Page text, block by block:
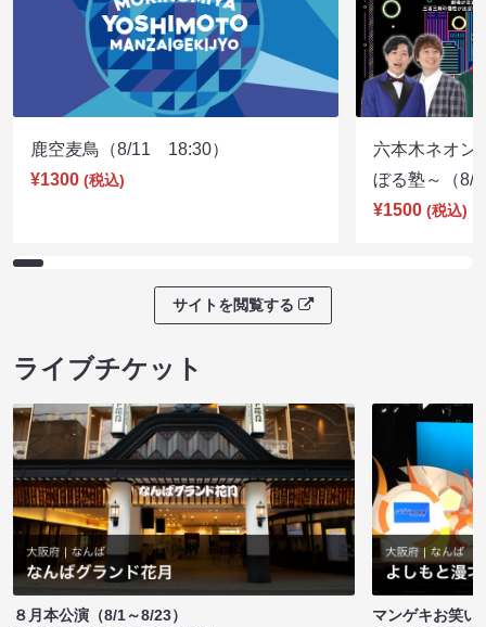
鹿空麦鳥（8/11 18:30）
¥1300 (税込)
六本木ネオン
ぼる塾～（
¥1500 (税込)
サイトを閲覧する
ライブチケット
８月本公演（8/1～8/23）
マンゲキお笑い